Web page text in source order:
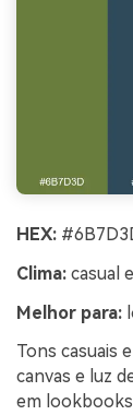
HEX:
Clima: casual
Melhor para:
Tons casuais
canvas e luz
em